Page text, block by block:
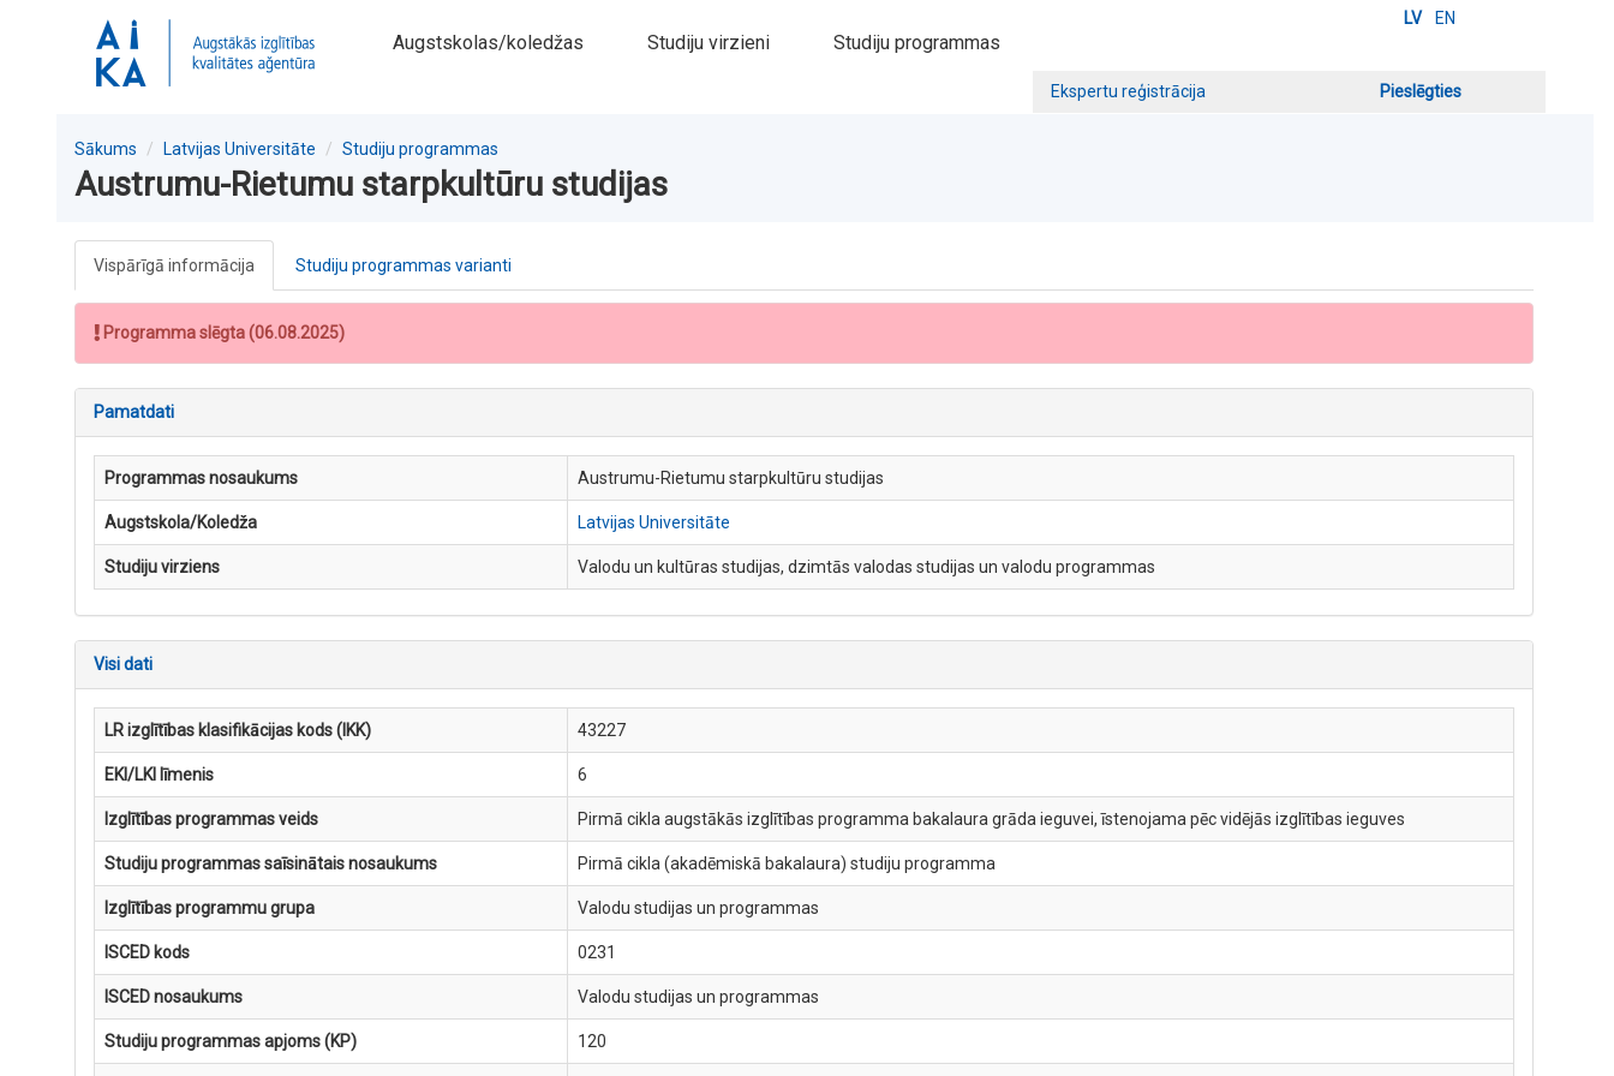
LV EN
Augstskolas/koledžas Studiju virzieni Studiju programmas
Ekspertu reģistrācija Pieslēgties
Sākums Latvijas Universitāte Studiju programmas
Austrumu-Rietumu starpkultūru studijas
Vispārīgā informācija Studiju programmas varianti
Programma slēgta (06.08.2025)
Pamatdati
Programmas nosaukums Austrumu-Rietumu starpkultūru studijas
Augstskola/Koledža Latvijas Universitāte
Studiju virziens Valodu un kultūras studijas, dzimtās valodas studijas un valodu programmas
Visi dati
LR izglītības klasifikācijas kods (IKK) 43227
EKI/LKI līmenis 6
Izglītības programmas veids Pirmā cikla augstākās izglītības programma bakalaura grāda ieguvei, īstenojama pēc vidējās izglītības ieguves
Studiju programmas saīsinātais nosaukums Pirmā cikla (akadēmiskā bakalaura) studiju programma
Izglītības programmu grupa Valodu studijas un programmas
ISCED kods 0231
ISCED nosaukums Valodu studijas un programmas
Studiju programmas apjoms (KP) 120